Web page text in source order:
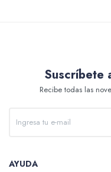
Suscríbete
Recibe todas las
AYUDA